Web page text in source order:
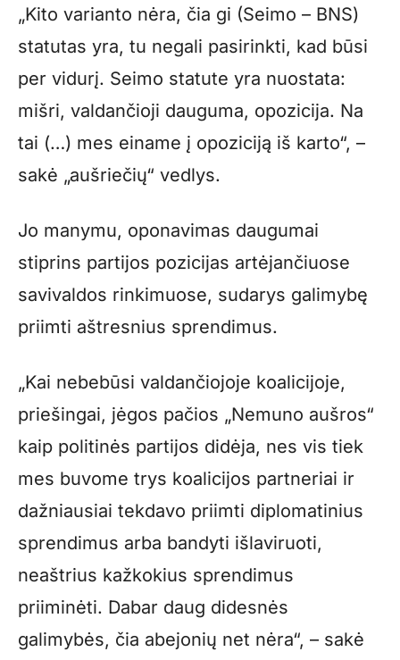
„Kito varianto nėra, čia gi (Seimo – BNS)
statutas yra, tu negali pasirinkti, kad būsi
per vidurį. Seimo statute yra nuostata:
mišri, valdančioji dauguma, opozicija. Na
tai (…) mes einame į opoziciją iš karto“, –
sakė „aušriečių“ vedlys.
Jo manymu, oponavimas daugumai
stiprins partijos pozicijas artėjančiuose
savivaldos rinkimuose, sudarys galimybę
priimti aštresnius sprendimus.
„Kai nebebūsi valdančiojoje koalicijoje,
priešingai, jėgos pačios „Nemuno aušros“
kaip politinės partijos didėja, nes vis tiek
mes buvome trys koalicijos partneriai ir
dažniausiai tekdavo priimti diplomatinius
sprendimus arba bandyti išlaviruoti,
neaštrius kažkokius sprendimus
priiminėti. Dabar daug didesnės
galimybės, čia abejonių net nėra“, – sakė